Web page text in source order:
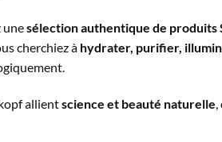
unesélection authentique de produits
cherchiez à hydrater, purifier,
allientscience et beauté naturelle